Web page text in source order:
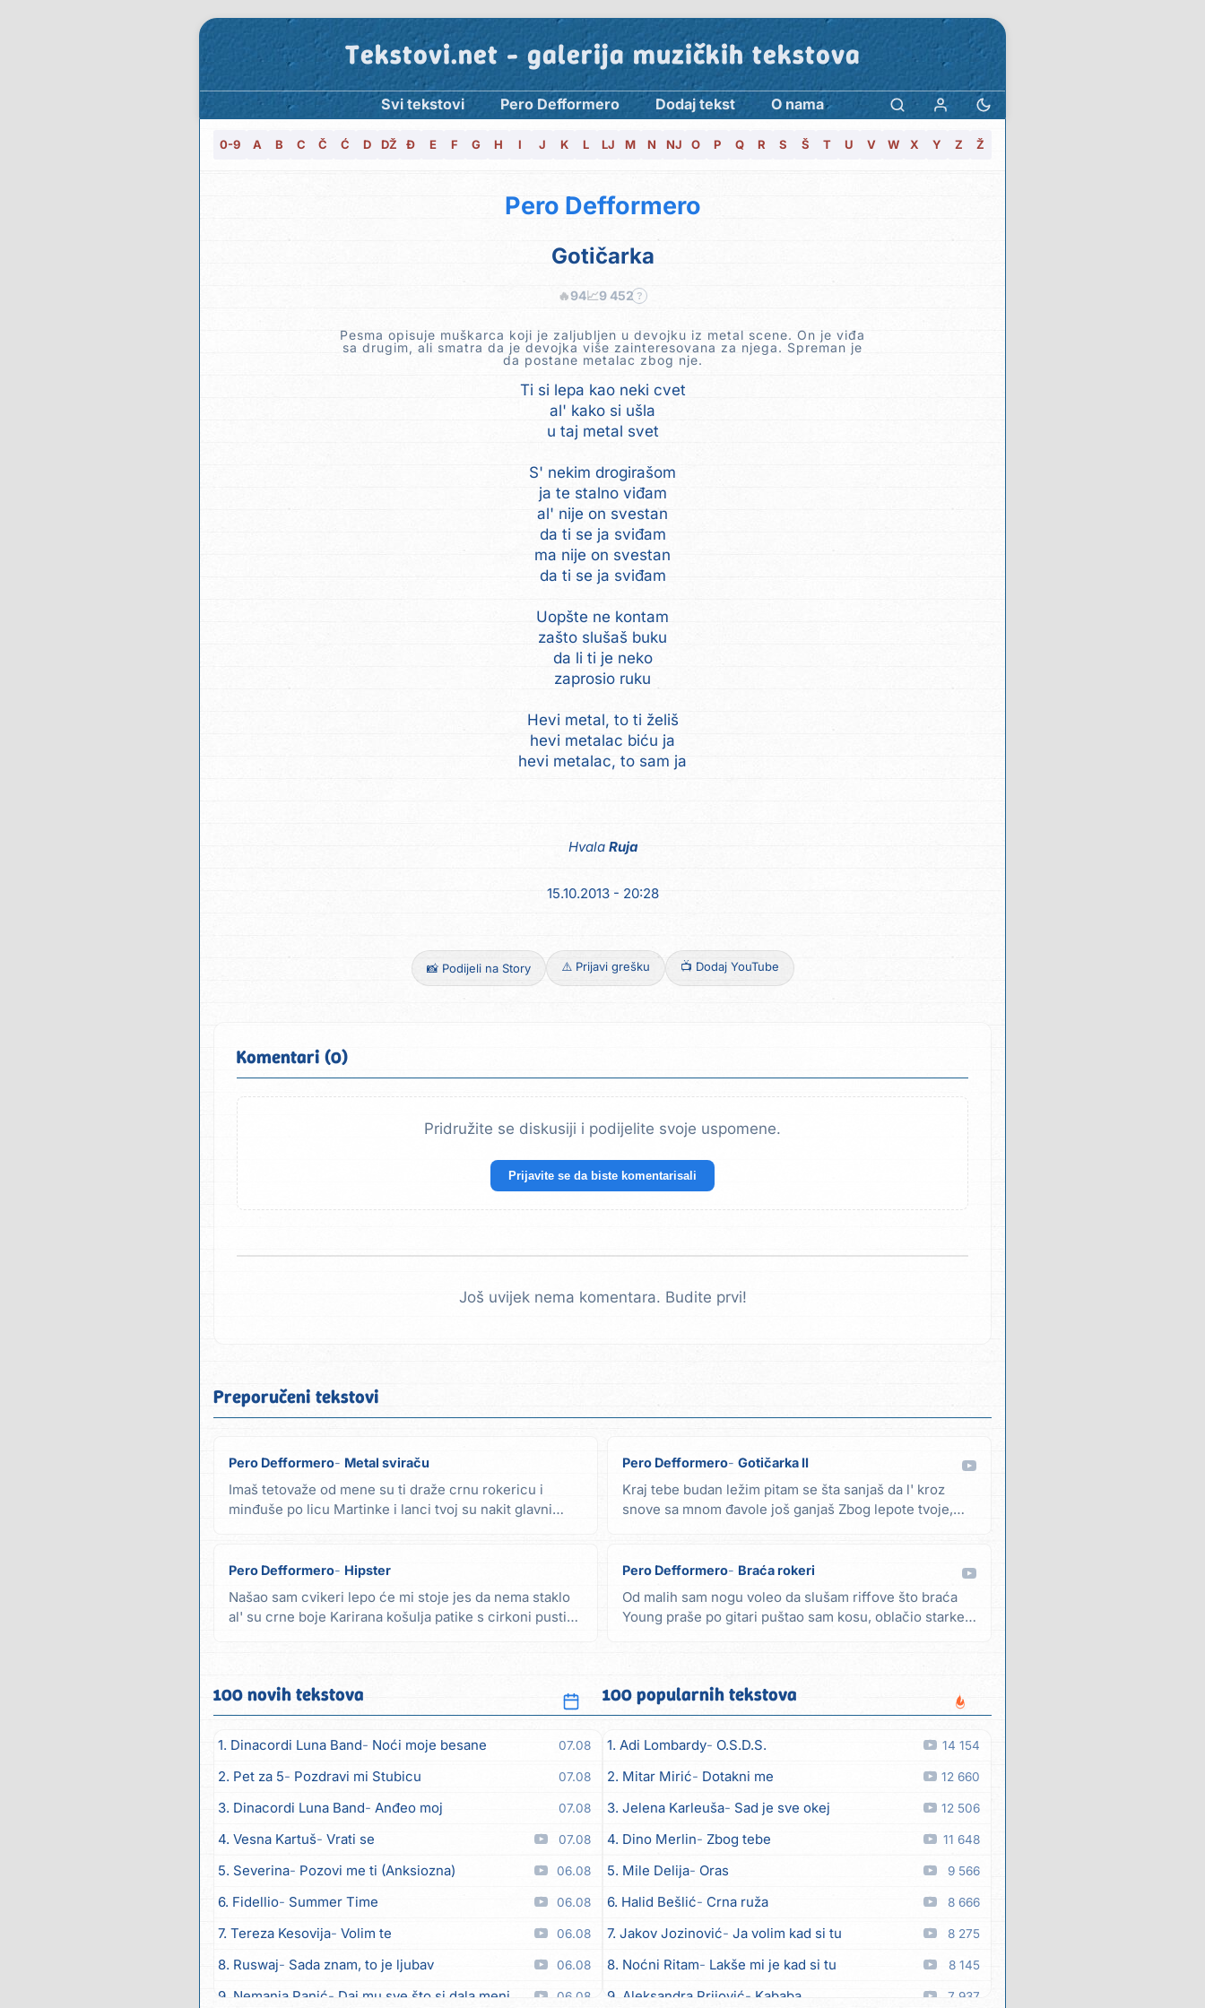
Tekstovi.net - galerija muzičkih tekstova
Svi tekstovi Pero Defformero Dodaj tekst O nama
0-9 A B C Č Ć D DŽ Đ E F G H I J K L LJ M N NJ O P Q R S Š T U V W X Y Z Ž
Pero Defformero
Gotičarka
🔥94📈9 452 ?
Pesma opisuje muškarca koji je zaljubljen u devojku iz metal scene. On je viđa
sa drugim, ali smatra da je devojka više zainteresovana za njega. Spreman je
da postane metalac zbog nje.
Ti si lepa kao neki cvet
al' kako si ušla
u taj metal svet
S' nekim drogirašom
ja te stalno viđam
al' nije on svestan
da ti se ja sviđam
ma nije on svestan
da ti se ja sviđam
Uopšte ne kontam
zašto slušaš buku
da li ti je neko
zaprosio ruku
Hevi metal, to ti želiš
hevi metalac biću ja
hevi metalac, to sam ja
Hvala Ruja
15.10.2013 - 20:28
📸 Podijeli na Story ⚠️ Prijavi grešku 📺 Dodaj YouTube
Komentari (0)
Pridružite se diskusiji i podijelite svoje uspomene.
Prijavite se da biste komentarisali
Još uvijek nema komentara. Budite prvi!
Preporučeni tekstovi
Pero Defformero Metal sviraču
Imaš tetovaže od mene su ti draže crnu rokericu i
minđuše po licu Martinke i lanci tvoj su nakit glavni
Pero Defformero Gotičarka II
Kraj tebe budan ležim pitam se šta sanjaš da l' kroz
snove sa mnom đavole još ganjaš Zbog lepote tvoje,
Pero Defformero Hipster
Našao sam cvikeri lepo će mi stoje jes da nema staklo
al' su crne boje Karirana košulja patike s cirkoni pustio
Pero Defformero Braća rokeri
Od malih sam nogu voleo da slušam riffove što braća
Young praše po gitari puštao sam kosu, oblačio starke
100 novih tekstova
1. Dinacordi Luna Band Noći moje besane 07.08
2. Pet za 5 Pozdravi mi Stubicu 07.08
3. Dinacordi Luna Band Anđeo moj 07.08
4. Vesna Kartuš Vrati se 07.08
5. Severina Pozovi me ti (Anksiozna) 06.08
6. Fidellio Summer Time 06.08
7. Tereza Kesovija Volim te 06.08
8. Ruswaj Sada znam, to je ljubav 06.08
9. Nemanja Panić Daj mu sve što si dala meni 06.08
100 popularnih tekstova
1. Adi Lombardy O.S.D.S. 14 154
2. Mitar Mirić Dotakni me 12 660
3. Jelena Karleuša Sad je sve okej 12 506
4. Dino Merlin Zbog tebe 11 648
5. Mile Delija Oras 9 566
6. Halid Bešlić Crna ruža 8 666
7. Jakov Jozinović Ja volim kad si tu 8 275
8. Noćni Ritam Lakše mi je kad si tu 8 145
9. Aleksandra Prijović Kababa 7 937